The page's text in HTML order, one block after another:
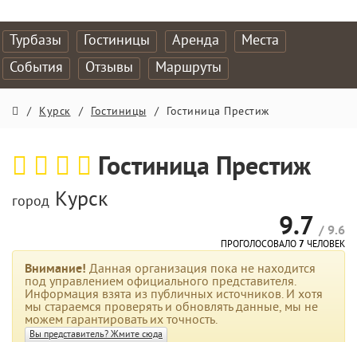
Турбазы Гостиницы Аренда
Места
События
Отзывы Маршруты
/ Курск / Гостиницы / Гостиница Престиж
Гостиница Престиж
город Курск
9.7 / 9.6
ПРОГОЛОСОВАЛО 7 ЧЕЛОВЕК
Внимание! Данная организация пока не находится
под управлением официального представителя.
Информация взята из публичных источников. И хотя
мы стараемся проверять и обновлять данные, мы не
можем гарантировать их точность.
Вы представитель? Жмите сюда